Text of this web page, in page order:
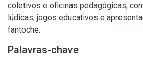
coletivos e oficinas pedagógicas,
lúdicas, jogos educativos e
fantoche.
Palavras-chave